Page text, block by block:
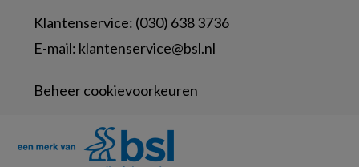
Klantenservice: (030) 638 3736
E-mail: klantenservice@bsl.nl
Beheer cookievoorkeuren